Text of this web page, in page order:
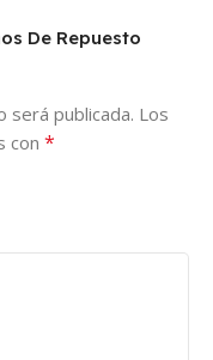
De Repuesto
será publicada. Los
con *